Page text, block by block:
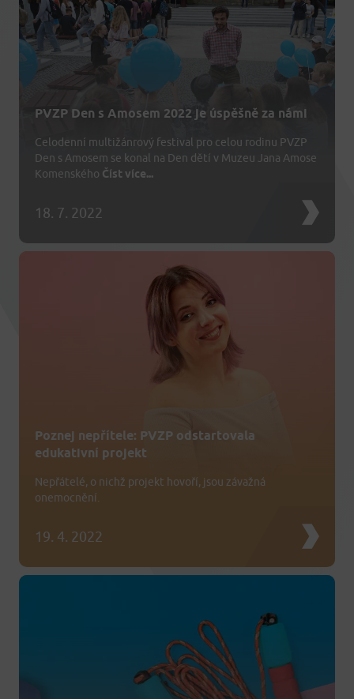
PVZP Den s Amosem 2022 je úspěšně za námi
Celodenní multižánrový festival pro celou rodinu PVZP
Den s Amosem se konal na Den dětí v Muzeu Jana Amose
Komenského Číst více...
18. 7. 2022
Poznej nepřítele: PVZP odstartovala
edukativní projekt
Nepřátelé, o nichž projekt hovoří, jsou závažná
onemocnění.
19. 4. 2022